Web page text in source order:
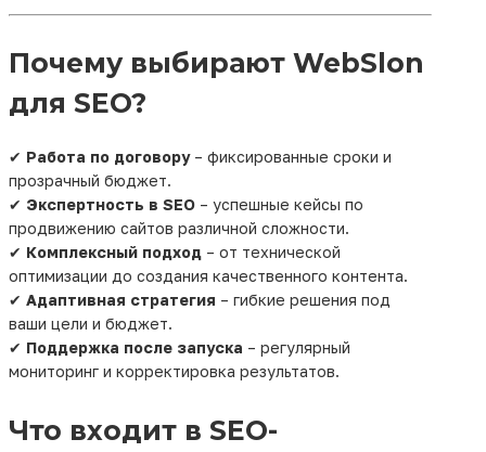
удобная навигация. Нужноэффективное
соответствовать потребностям местной
аудитории, особенностям региона и современным
тенденциям цифрового маркетинга. И мы умеем
Что такое продвижение
сайта и почему оно важно?
Когда мы говорим о продвижении сайта,
подразумеваем комплекс мер, направленных на
повышение его видимости в поисковых системах,
таких как Google и Яндекс. Это не просто SEO или
реклама — это стратегический подход к тому, как
даже самый лучший продукт может остаться
Почему выбирают WebSlon
для SEO?
✔ Работа по договору – фиксированные сроки и
прозрачный бюджет.
✔ Экспертность в SEO – успешные кейсы по
продвижению сайтов различной сложности.
✔ Комплексный подход – от технической
оптимизации до создания качественного контента.
✔ Адаптивная стратегия – гибкие решения под
ваши цели и бюджет.
✔ Поддержка после запуска – регулярный
мониторинг и корректировка результатов.
Что входит в SEO-